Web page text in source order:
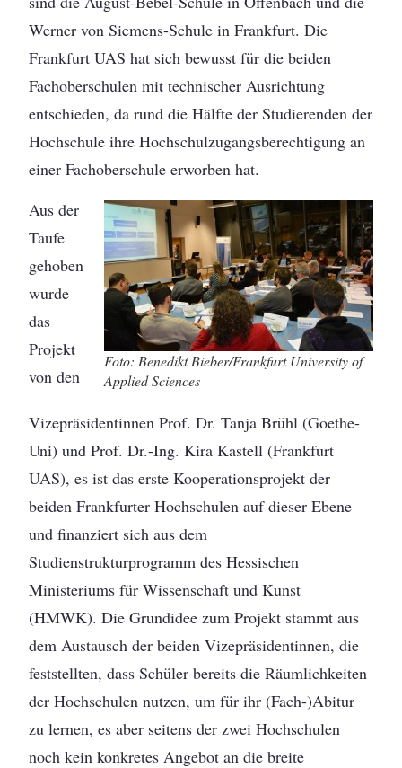
Werner von Siemens-Schule in Frankfurt. Die
Frankfurt UAS hat sich bewusst für die beiden
Fachoberschulen mit technischer Ausrichtung
entschieden, da rund die Hälfte der Studierenden der
Hochschule ihre Hochschulzugangsberechtigung an
einer Fachoberschule erworben hat.
Foto: Benedikt Bieber/Frankfurt University of
Applied Sciences
Aus der
Taufe
gehoben
wurde
das
Projekt
von den
Vizepräsidentinnen Prof. Dr. Tanja Brühl (Goethe-
Uni) und Prof. Dr.-Ing. Kira Kastell (Frankfurt
UAS), es ist das erste Kooperationsprojekt der
beiden Frankfurter Hochschulen auf dieser Ebene
und finanziert sich aus dem
Studienstrukturprogramm des Hessischen
Ministeriums für Wissenschaft und Kunst
(HMWK). Die Grundidee zum Projekt stammt aus
dem Austausch der beiden Vizepräsidentinnen, die
feststellten, dass Schüler bereits die Räumlichkeiten
der Hochschulen nutzen, um für ihr (Fach-)Abitur
zu lernen, es aber seitens der zwei Hochschulen
noch kein konkretes Angebot an die breite